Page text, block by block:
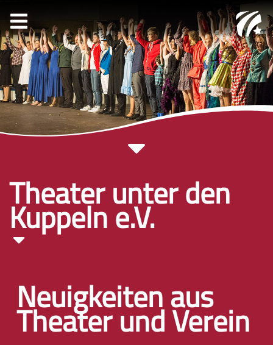
Theater unter den
Kuppeln e.V.
Neuigkeiten aus
Theater und Verein